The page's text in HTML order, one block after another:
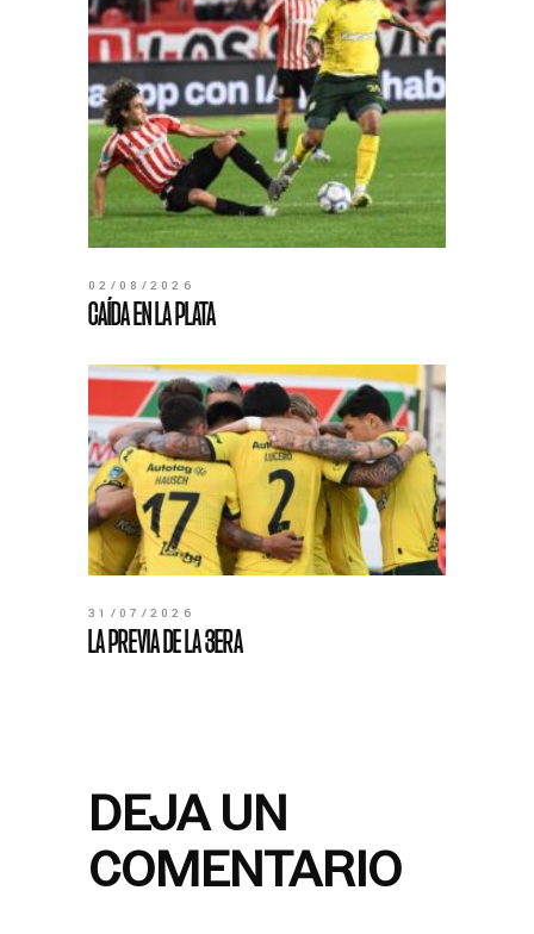
02/08/2026
CAÍDA EN LA PLATA
31/07/2026
LA PREVIA DE LA 3ERA
DEJA UN
COMENTARIO